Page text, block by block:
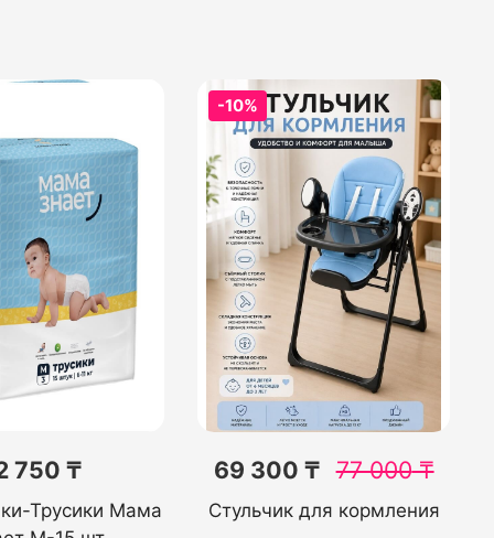
750 ₸
Трусики Мама
-10%
69 300 ₸ 77 000₸
Стульчик для кормления